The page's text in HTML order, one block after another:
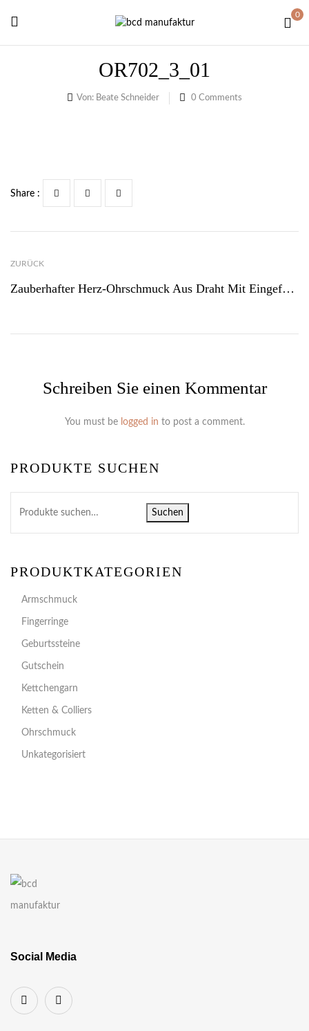
0
OR702_3_01
Von: Beate Schneider 0 Comments
PRODUKTE SUCHEN
Suchen
PRODUKTKATEGORIEN
Armschmuck
Fingerringe
Geburtssteine
Gutschein
Kettchengarn
Ketten & Colliers
Ohrschmuck
Unkategorisiert
Share :
ZURÜCK
Zauberhafter Herz-Ohrschmuck Aus Draht Mit Eingefügten Kristallen – Ohrhänger Für Damen – Blau
Schreiben Sie einen Kommentar
You must be logged in to post a comment.
Social Media